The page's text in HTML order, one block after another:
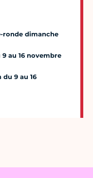
ronde dimanche
au 16 novembre
9 au 16